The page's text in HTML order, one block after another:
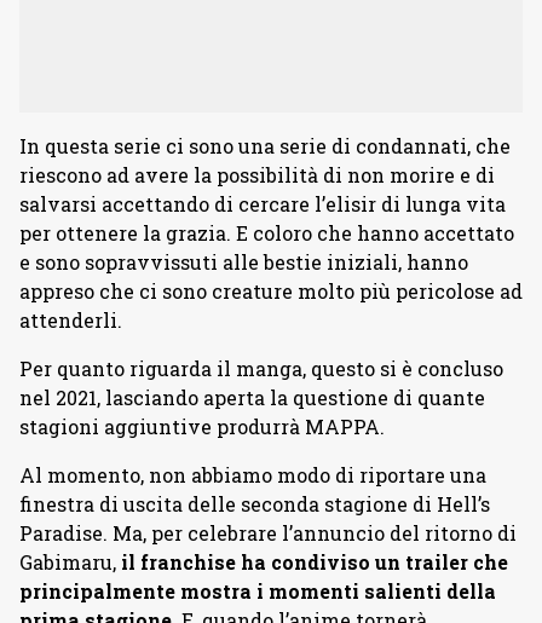
In questa serie ci sono una serie di condannati, che
riescono ad avere la possibilità di non morire e di
salvarsi accettando di cercare l’elisir di lunga vita
per ottenere la grazia. E coloro che hanno accettato
e sono sopravvissuti alle bestie iniziali, hanno
appreso che ci sono creature molto più pericolose ad
attenderli.
Per quanto riguarda il manga, questo si è concluso
nel 2021, lasciando aperta la questione di quante
stagioni aggiuntive produrrà MAPPA.
Al momento, non abbiamo modo di riportare una
finestra di uscita delle seconda stagione di Hell’s
Paradise. Ma, per celebrare l’annuncio del ritorno di
Gabimaru, il franchise ha condiviso un trailer che
principalmente mostra i momenti salienti della